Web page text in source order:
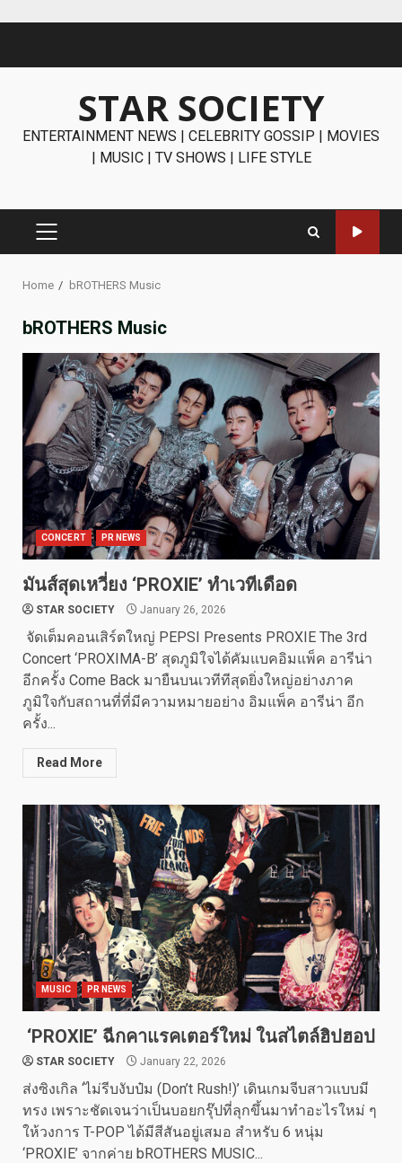
STAR SOCIETY
ENTERTAINMENT NEWS | CELEBRITY GOSSIP | MOVIES
| MUSIC | TV SHOWS | LIFE STYLE
PRIMARY
Home bROTHERS Music
bROTHERS Music
CONCERT PR NEWS
มันส์สุดเหวี่ยง ‘PROXIE’ ทำเวทีเดือด
STAR SOCIETY January 26, 2026
จัดเต็มคอนเสิร์ตใหญ่ PEPSI Presents PROXIE The 3rd
Concert ‘PROXIMA-B’ สุดภูมิใจได้คัมแบคอิมแพ็ค อารีน่า
อีกครั้ง Come Back มายืนบนเวทีทีสุดยิ่งใหญ่อย่างภาค
ภูมิใจกับสถานที่ที่มีความหมายอย่าง อิมแพ็ค อารีน่า อีก
ครั้ง...
Read More
MUSIC PR NEWS
‘PROXIE’ ฉีกคาแรคเตอร์ใหม่ ในสไตล์ฮิปฮอป
STAR SOCIETY January 22, 2026
ส่งซิงเกิล ‘ไม่รีบงับป๋ม (Don’t Rush!)’ เดินเกมจีบสาวแบบมี
ทรง เพราะชัดเจนว่าเป็นบอยกรุ๊ปที่ลุกขึ้นมาทำอะไรใหม่ ๆ
ให้วงการ T-POP ได้มีสีสันอยู่เสมอ สำหรับ 6 หนุ่ม
‘PROXIE’ จากค่าย bROTHERS MUSIC...